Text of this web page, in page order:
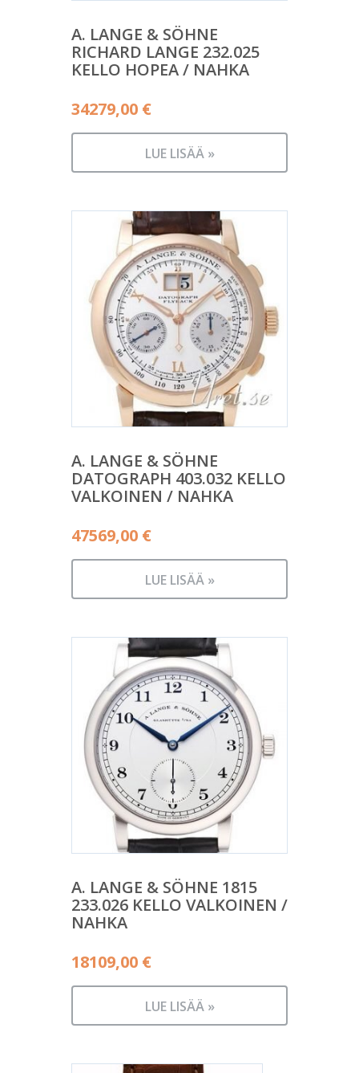
A. LANGE & SÖHNE
RICHARD LANGE 232.025
KELLO HOPEA / NAHKA
34279,00 €
LUE LISÄÄ »
A. LANGE & SÖHNE
DATOGRAPH 403.032 KELLO
VALKOINEN / NAHKA
47569,00 €
LUE LISÄÄ »
A. LANGE & SÖHNE 1815
233.026 KELLO VALKOINEN /
NAHKA
18109,00 €
LUE LISÄÄ »